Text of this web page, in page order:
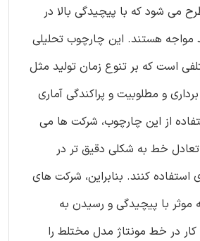
می شود که با پیچیدگی بالا در
مواجه هستند. این چارچوب تحلیلی
است که بر تنوع زمان تولید مثل
و مطلوبیت و پراکندگی آماری
از این چارچوب، شرکت ها می
تعادل خط به شکلی دقیق تر در
استفاده کنند. بنابراین، شرکت های
موثر با پیچیدگی و رسیدن به
در خط مونتاژ مدل مختلط را